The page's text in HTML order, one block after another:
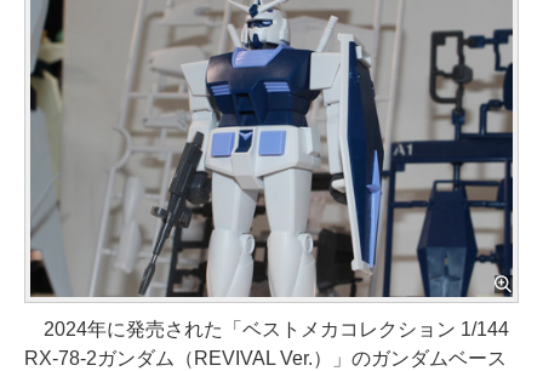
2024年に発売された「ベストメカコレクション 1/144
RX-78-2ガンダム（REVIVAL Ver.）」のガンダムベース